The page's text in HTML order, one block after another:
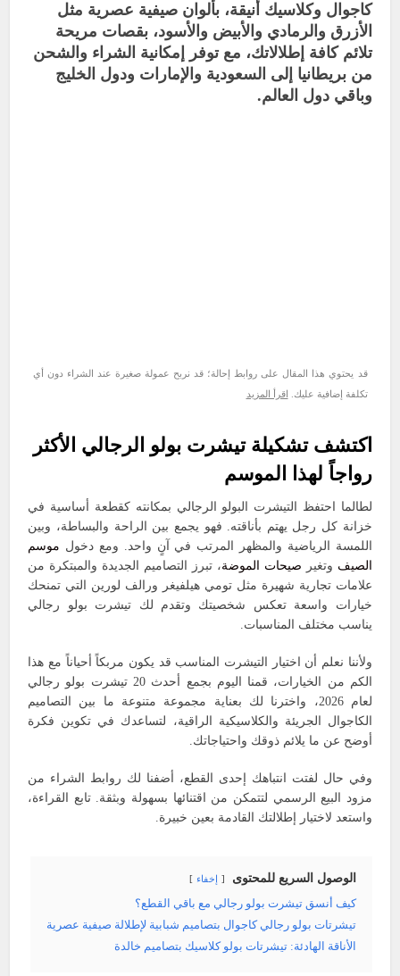
كاجوال وكلاسيك أنيقة، بألوان صيفية عصرية مثل
الأزرق والرمادي والأبيض والأسود، بقصات مريحة
تلائم كافة إطلالاتك، مع توفر إمكانية الشراء والشحن
من بريطانيا إلى السعودية والإمارات ودول الخليج
وباقي دول العالم.
قد يحتوي هذا المقال على روابط إحالة؛ قد نربح عمولة صغيرة عند الشراء دون أي
تكلفة إضافية عليك. اقرأ المزيد
اكتشف تشكيلة تيشرت بولو الرجالي الأكثر
رواجاً لهذا الموسم
لطالما احتفظ التيشرت البولو الرجالي بمكانته كقطعة أساسية في
خزانة كل رجل يهتم بأناقته. فهو يجمع بين الراحة والبساطة، وبين
اللمسة الرياضية والمظهر المرتب في آنٍ واحد. ومع دخول موسم
الصيف وتغير صيحات الموضة، تبرز التصاميم الجديدة والمبتكرة من
علامات تجارية شهيرة مثل تومي هيلفيغر ورالف لورين التي تمنحك
خيارات واسعة تعكس شخصيتك وتقدم لك تيشرت بولو رجالي
يناسب مختلف المناسبات.
ولأننا نعلم أن اختيار التيشرت المناسب قد يكون مربكاً أحياناً مع هذا
الكم من الخيارات، قمنا اليوم بجمع أحدث 20 تيشرت بولو رجالي
لعام 2026، واخترنا لك بعناية مجموعة متنوعة ما بين التصاميم
الكاجوال الجريئة والكلاسيكية الراقية، لتساعدك في تكوين فكرة
أوضح عن ما يلائم ذوقك واحتياجاتك.
وفي حال لفتت انتباهك إحدى القطع، أضفنا لك روابط الشراء من
مزود البيع الرسمي لتتمكن من اقتنائها بسهولة وبثقة. تابع القراءة،
واستعد لاختيار إطلالتك القادمة بعين خبيرة.
الوصول السريع للمحتوى إخفاء
كيف أنسق تيشرت بولو رجالي مع باقي القطع؟
تيشرتات بولو رجالي كاجوال بتصاميم شبابية لإطلالة صيفية عصرية
الأناقة الهادئة: تيشرتات بولو كلاسيك بتصاميم خالدة